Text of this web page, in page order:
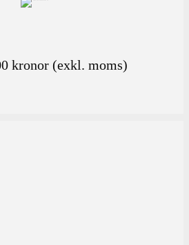
kronor (exkl. moms)